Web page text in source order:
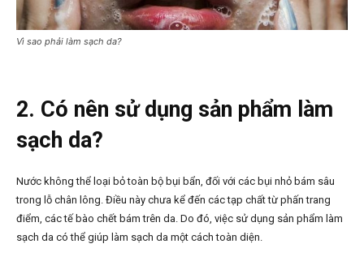
Vì sao phải làm sạch da?
2. Có nên sử dụng sản phẩm làm
sạch da?
Nước không thể loại bỏ toàn bộ bụi bẩn, đối với các bụi nhỏ bám sâu
trong lỗ chân lông. Điều này chưa kể đến các tạp chất từ phấn trang
điểm, các tế bào chết bám trên da. Do đó, việc sử dụng sản phẩm làm
sạch da có thể giúp làm sạch da một cách toàn diện.